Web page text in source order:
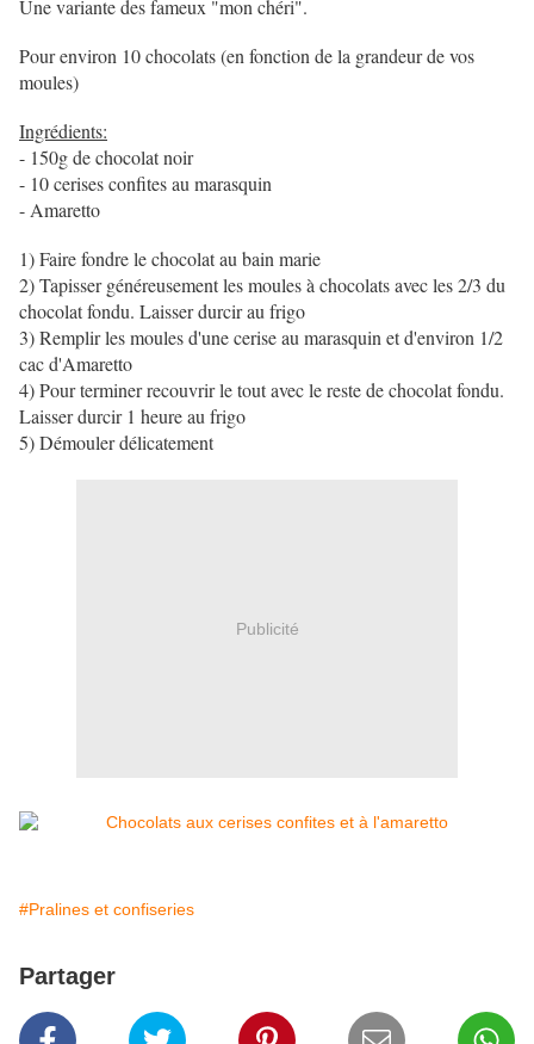
Une variante des fameux "mon chéri".
Pour environ 10 chocolats (en fonction de la grandeur de vos
moules)
Ingrédients:
- 150g de chocolat noir
- 10 cerises confites au marasquin
- Amaretto
1) Faire fondre le chocolat au bain marie
2) Tapisser généreusement les moules à chocolats avec les 2/3 du
chocolat fondu. Laisser durcir au frigo
3) Remplir les moules d'une cerise au marasquin et d'environ 1/2
cac d'Amaretto
4) Pour terminer recouvrir le tout avec le reste de chocolat fondu.
Laisser durcir 1 heure au frigo
5) Démouler délicatement
Publicité
#Pralines et confiseries
Partager